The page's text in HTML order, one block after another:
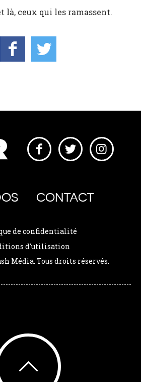
là, ceux qui les ramassent.
CONTACT
de confidentialité
d'utilisation
Média. Tous droits réservés.